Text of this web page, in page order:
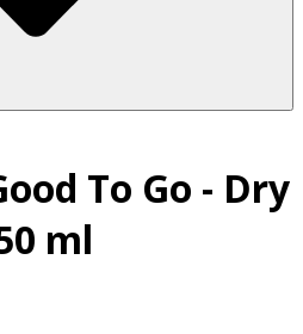
To Go - Dry
ml